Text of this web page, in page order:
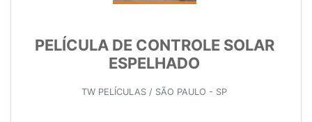
PELÍCULA DE CONTROLE SOLAR
ESPELHADO
TW PELÍCULAS / SÃO PAULO - SP